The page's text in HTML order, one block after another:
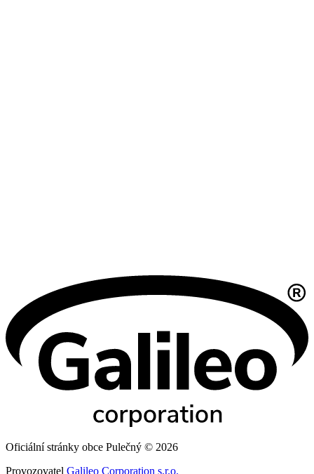
Oficiální stránky obce Pulečný © 2026
Provozovatel Galileo Corporation s.r.o.